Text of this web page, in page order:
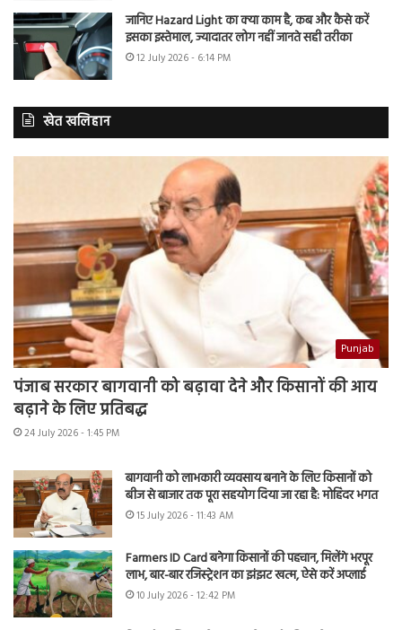
जानिए Hazard Light का क्या काम है, कब और कैसे करें
इसका इस्तेमाल, ज्यादातर लोग नहीं जानते सही तरीका
12 July 2026 - 6:14 PM
खेत खलिहान
Punjab
पंजाब सरकार बागवानी को बढ़ावा देने और किसानों की आय
बढ़ाने के लिए प्रतिबद्ध
24 July 2026 - 1:45 PM
बागवानी को लाभकारी व्यवसाय बनाने के लिए किसानों को
बीज से बाजार तक पूरा सहयोग दिया जा रहा है: मोहिंदर भगत
15 July 2026 - 11:43 AM
Farmers ID Card बनेगा किसानों की पहचान, मिलेंगे भरपूर
लाभ, बार-बार रजिस्ट्रेशन का झंझट खत्म, ऐसे करें अप्लाई
10 July 2026 - 12:42 PM